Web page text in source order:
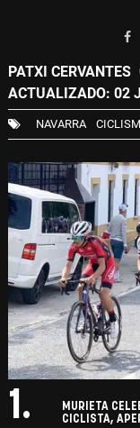
PATXI CERVANTES
ACTUALIZADO: 02
NAVARRA
1.
MURIETA
CICLISTA,